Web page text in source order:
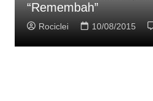
“Remembah”
Rociclei 10/08/2015